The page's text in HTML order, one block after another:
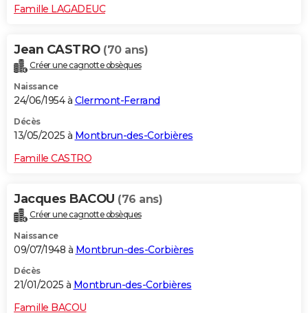
Famille LAGADEUC
Jean CASTRO (70 ans)
Créer une cagnotte obsèques
Naissance
24/06/1954 à Clermont-Ferrand
Décès
13/05/2025 à Montbrun-des-Corbières
Famille CASTRO
Jacques BACOU (76 ans)
Créer une cagnotte obsèques
Naissance
09/07/1948 à Montbrun-des-Corbières
Décès
21/01/2025 à Montbrun-des-Corbières
Famille BACOU